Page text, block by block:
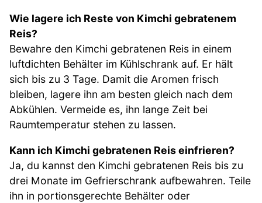
Wie lagere ich Reste von Kimchi gebratenem
Reis?
Bewahre den Kimchi gebratenen Reis in einem
luftdichten Behälter im Kühlschrank auf. Er hält
sich bis zu 3 Tage. Damit die Aromen frisch
bleiben, lagere ihn am besten gleich nach dem
Abkühlen. Vermeide es, ihn lange Zeit bei
Raumtemperatur stehen zu lassen.
Kann ich Kimchi gebratenen Reis einfrieren?
Ja, du kannst den Kimchi gebratenen Reis bis zu
drei Monate im Gefrierschrank aufbewahren. Teile
ihn in portionsgerechte Behälter oder